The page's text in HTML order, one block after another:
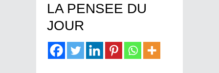
LA PENSEE DU
JOUR